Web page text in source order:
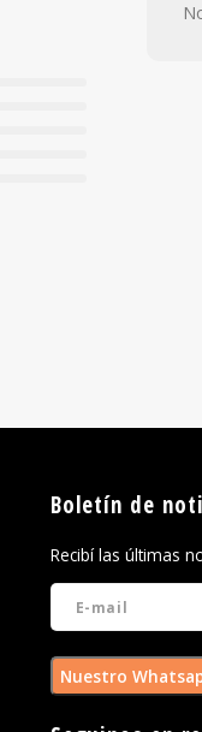
Boletín de
Recibí las últimas
Nuestro